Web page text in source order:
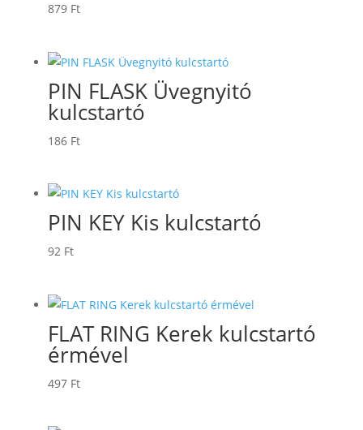
879 Ft
PIN FLASK Üvegnyitó
kulcstartó
186 Ft
PIN KEY Kis kulcstartó
92 Ft
FLAT RING Kerek kulcstartó
érmével
497 Ft